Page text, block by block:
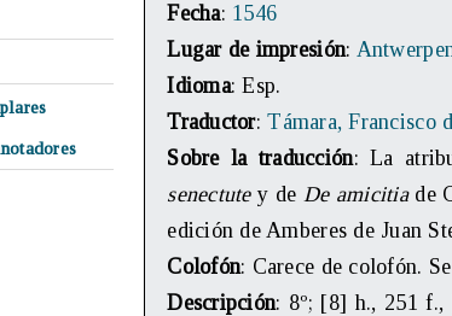
Fecha: 1546
Lugar de impresión:
Idioma: Esp.
Traductor:Támara, Francisco
Sobre la traducción: La
senectutey de De amicitia de
edición de Amberes de Juan
Colofón: Carece de colofón.
Descripción: 8º; [8] h., 251 f.,